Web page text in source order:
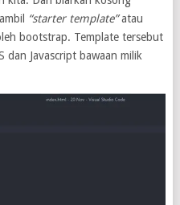
“starter template”atau
bootstrap. Template tersebut
dan Javascript bawaan milik